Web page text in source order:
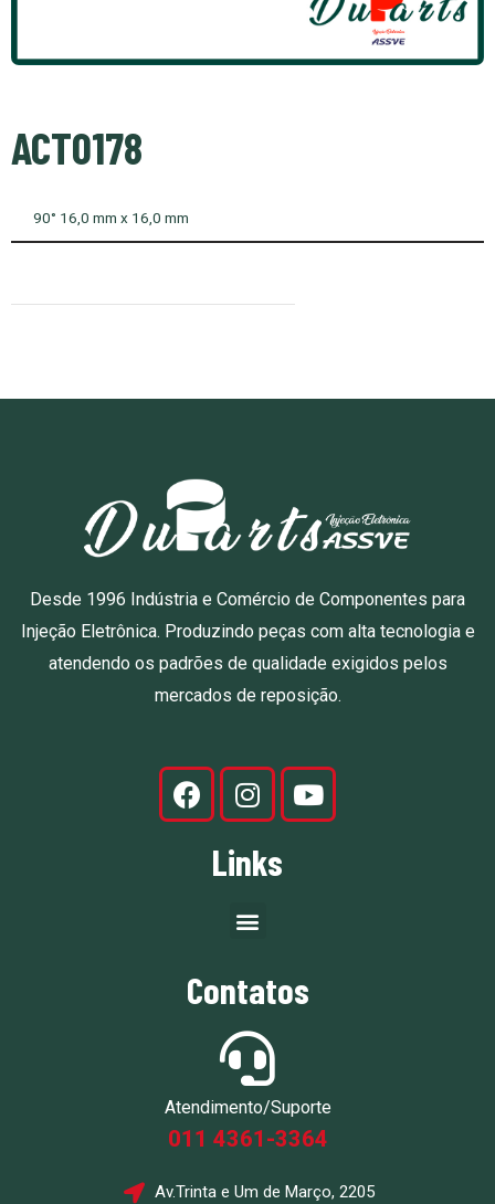
ACT0178
90° 16,0 mm x 16,0 mm
Desde 1996 Indústria e Comércio de Componentes para
Injeção Eletrônica. Produzindo peças com alta tecnologia e
atendendo os padrões de qualidade exigidos pelos
mercados de reposição.
Links
Contatos
Atendimento/Suporte
011 4361-3364
Av.Trinta e Um de Março, 2205